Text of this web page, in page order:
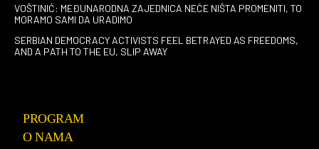
VOŠTINIĆ: MEĐUNARODNA ZAJEDNICA NEĆE NIŠTA PROMENITI, TO
MORAMO SAMI DA URADIMO
SERBIAN DEMOCRACY ACTIVISTS FEEL BETRAYED AS FREEDOMS,
AND A PATH TO THE EU, SLIP AWAY
PROGRAM
O NAMA